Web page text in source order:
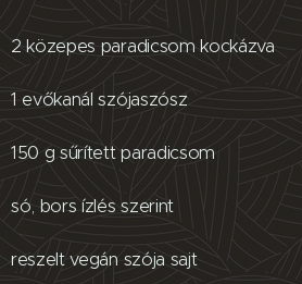
2 közepes paradicsom kockázva
1 evőkanál szójaszósz
150 g sűrített paradicsom
só, bors ízlés szerint
reszelt vegán szója sajt